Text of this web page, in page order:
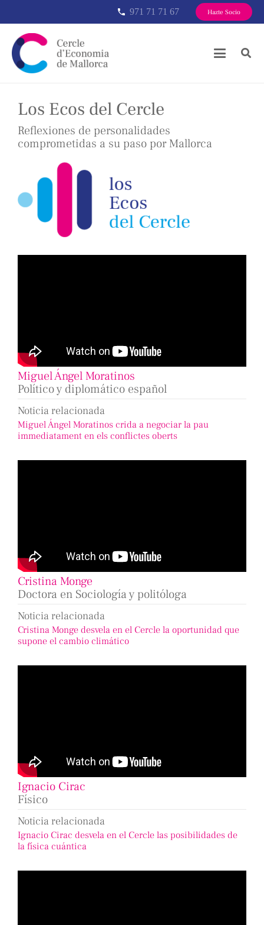
phone 971 71 71 67 Hazte Socio
Los Ecos del Cercle
Reflexiones de personalidades
comprometidas a su paso por Mallorca
Miguel Ángel Moratinos
Político y diplomático español
Noticia relacionada
Miguel Ángel Moratinos crida a negociar la pau
immediatament en els conflictes oberts
Cristina Monge
Doctora en Sociología y politóloga
Noticia relacionada
Cristina Monge desvela en el Cercle la oportunidad que
supone el cambio climático
Ignacio Cirac
Físico
Noticia relacionada
Ignacio Cirac desvela en el Cercle las posibilidades de
la física cuántica